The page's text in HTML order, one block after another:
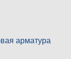
арматура